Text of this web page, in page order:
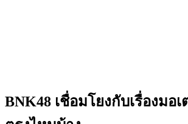
BNK48 เชื่อมโยงกับเรื่องมอ